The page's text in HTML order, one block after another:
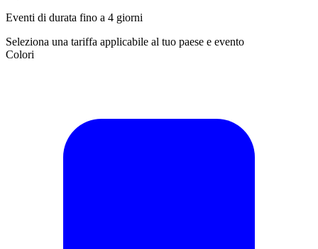
Eventi di durata fino a 4 giorni
Seleziona una tariffa applicabile al tuo paese e evento
Colori